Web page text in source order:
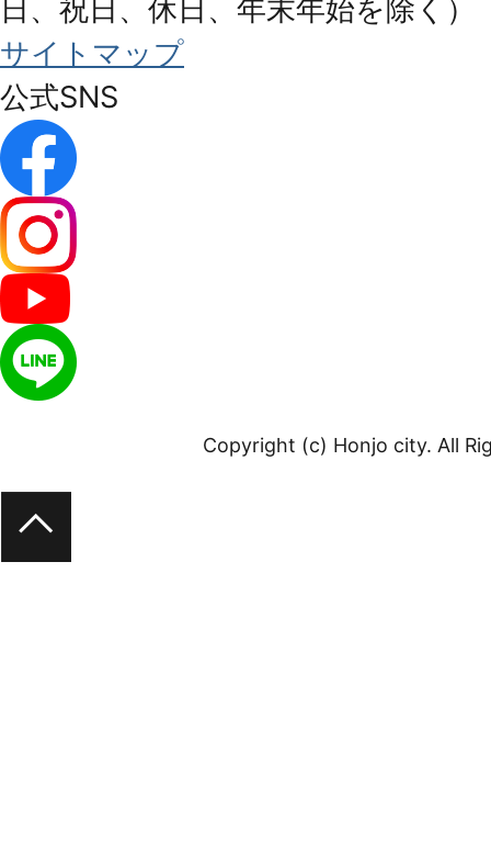
日、祝日、休日、年末年始を除く）
サイトマップ
公式SNS
Copyright (c) Honjo city. All